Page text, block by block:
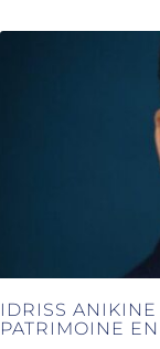
IDRISS
PATRIMOINE